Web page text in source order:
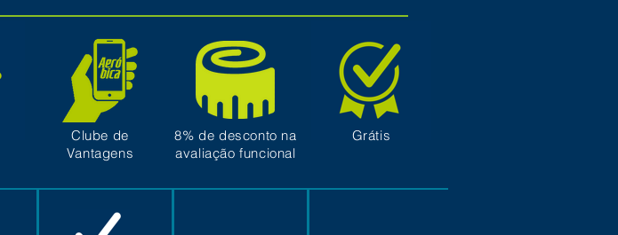
Clube de
Vantagens
8% de desconto na
avaliação funcional
Grátis